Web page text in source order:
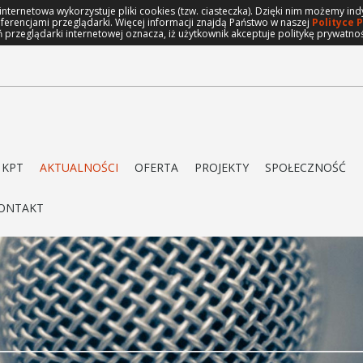
wykorzystuje pliki cookies (tzw. ciasteczka). Dzięki nim możemy
przeglądarki. Więcej informacji znajdą Państwo w naszej Polityce
internetowej oznacza, iż użytkownik akceptuje politykę
AKTUALNOŚCI OFERTA PROJEKTY SPOŁECZNOŚĆ